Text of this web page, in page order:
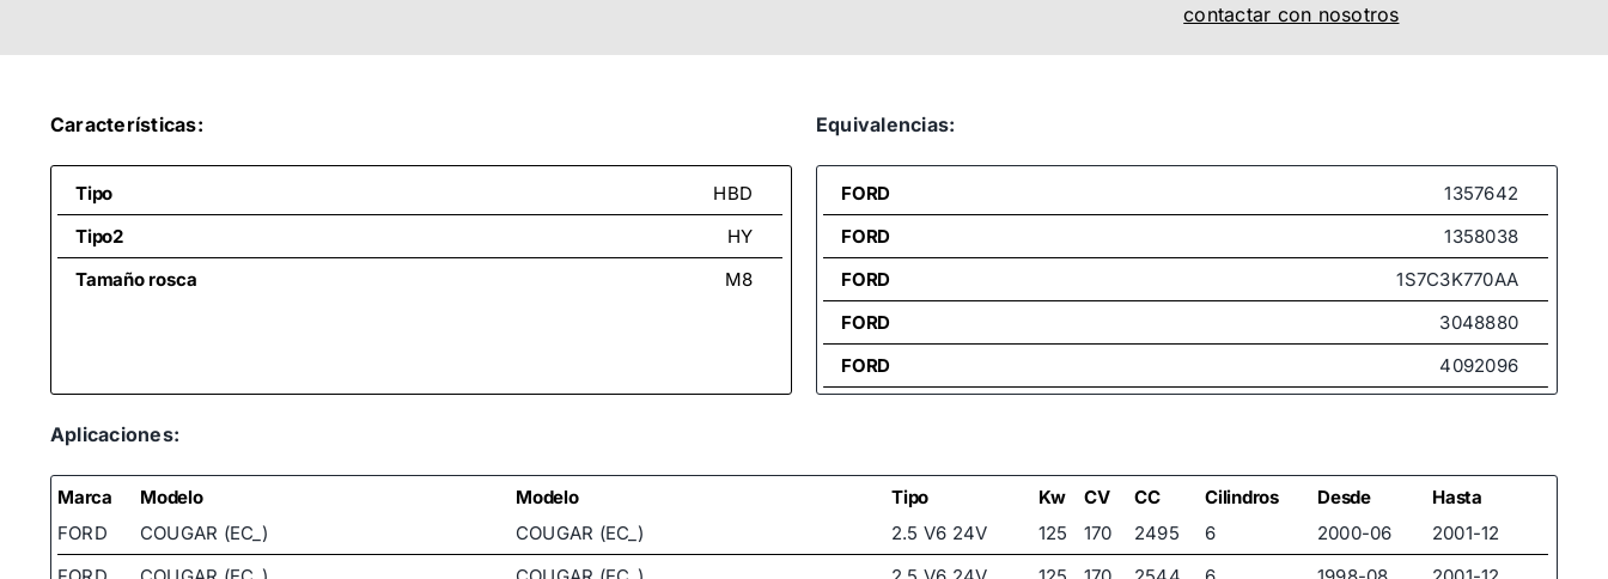
contactar con nosotros
Características:
Tipo
HBD
Tipo2
HY
Tamaño rosca
M8
Equivalencias:
FORD
1357642
FORD
1358038
FORD
1S7C3K770AA
FORD
3048880
FORD
4092096
6999527
9EE1005
Aplicaciones:
Marca Modelo Modelo Tipo Kw CV CC Cilindros Desde
Hasta
FORD
COUGAR (EC_) COUGAR (EC_) 2.5 V6 24V 125 170 2495 6 2000-06
2001-12